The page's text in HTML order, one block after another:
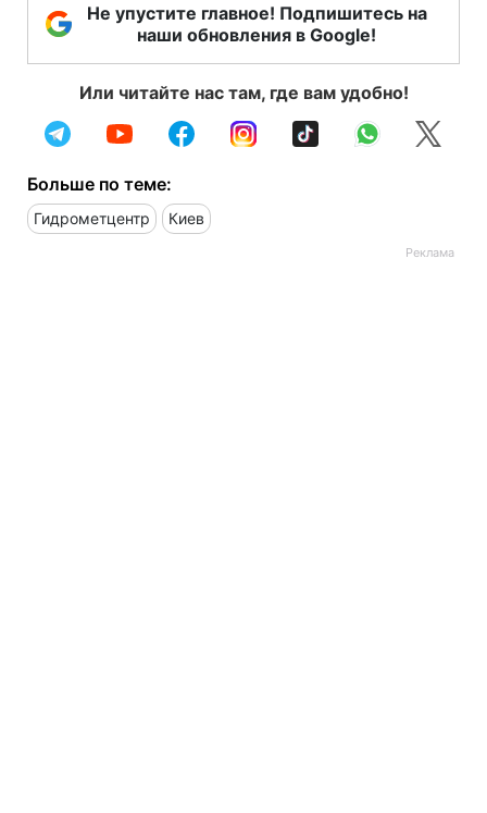
Не упустите главное! Подпишитесь на
наши обновления в Google!
Или читайте нас там, где вам удобно!
Больше по теме:
Гидрометцентр Киев